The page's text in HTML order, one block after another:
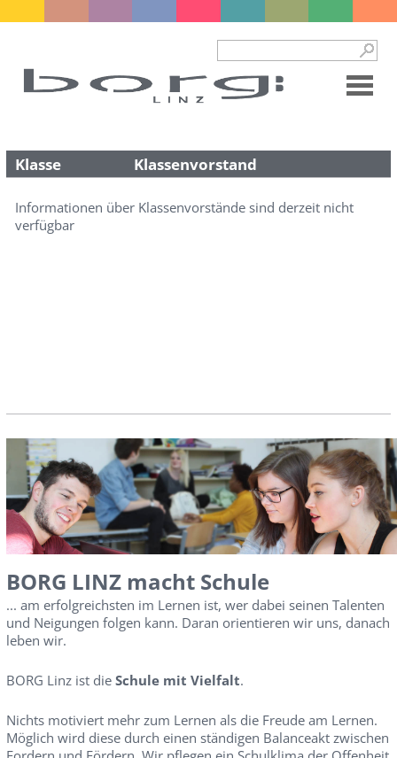
Klasse Klassenvorstand
Informationen über Klassenvorstände sind derzeit nicht
verfügbar
BORG LINZ macht Schule
... am erfolgreichsten im Lernen ist, wer dabei seinen Talenten
und Neigungen folgen kann. Daran orientieren wir uns, danach
leben wir.
BORG Linz ist die Schule mit Vielfalt.
Nichts motiviert mehr zum Lernen als die Freude am Lernen.
Möglich wird diese durch einen ständigen Balanceakt zwischen